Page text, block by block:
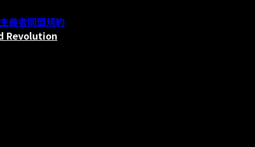
義者同盟規約
Revolution